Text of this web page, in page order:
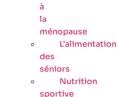
à
la
ménopause
L’alimentation
des
séniors
Nutrition
sportive